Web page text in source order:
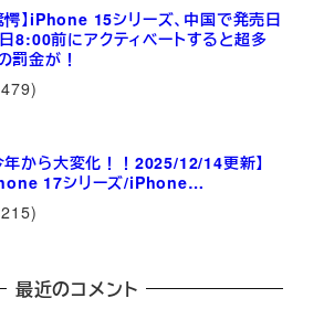
愕】iPhone 15シリーズ、中国で発売日
8:00前にアクティベートすると超多
罰金が！
年から大変化！！2025/12/14更新】
17シリーズ/iPhone…
最近のコメント